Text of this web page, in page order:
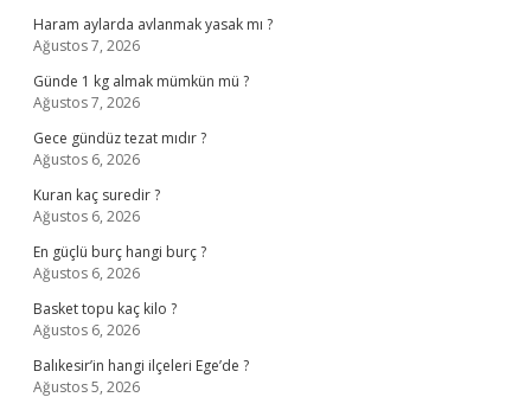
Haram aylarda avlanmak yasak mı ?
Ağustos 7, 2026
Günde 1 kg almak mümkün mü ?
Ağustos 7, 2026
Gece gündüz tezat mıdır ?
Ağustos 6, 2026
Kuran kaç suredir ?
Ağustos 6, 2026
En güçlü burç hangi burç ?
Ağustos 6, 2026
Basket topu kaç kilo ?
Ağustos 6, 2026
Balıkesir’in hangi ilçeleri Ege’de ?
Ağustos 5, 2026